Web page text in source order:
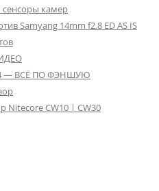
камер
Samyang 14mm f2.8 ED AS IS
— ВСЁ ПО ФЭНШУЮ
CW10 | CW30